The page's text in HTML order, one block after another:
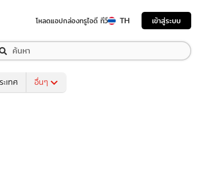
โหลดแอปกล่องทรูไอดี ทีวี TH เข้าสู่ระบบ
เทศ อื่นๆ